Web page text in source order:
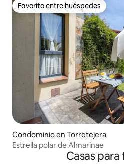
Favorito entre huéspedes
Favorito entre huéspedes
Condominio en Torretejera
Estrella polar de Almarinae
Casas para